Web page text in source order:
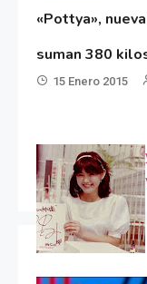
«Pottya»,
suman 380
15 Enero 2015